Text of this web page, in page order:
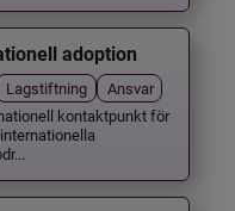
adoption
Lagstiftning
Ansvar
kontaktpunkt för